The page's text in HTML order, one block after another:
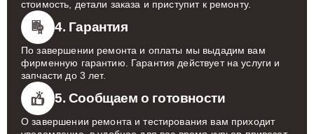
стоимость, детали заказа и приступит к ремонту.
4. Гарантия
По завершении ремонта и оплаты мы выдадим вам
фирменную гарантию. Гарантия действует на услуги и
запчасти до 3 лет.
5. Сообщаем о готовности
О завершении ремонта и тестирования вам приходит